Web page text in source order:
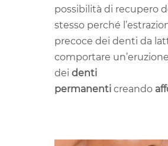
possibilità di recupero
stesso perché
precoce dei denti da
comportare
dei denti
permanenticreando